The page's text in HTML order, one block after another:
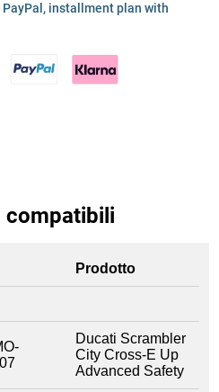
installment plan with
compatibili
Prodotto
Ducati Scrambler
City Cross-E Up
Advanced Safety